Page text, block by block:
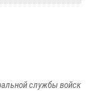
службы войск